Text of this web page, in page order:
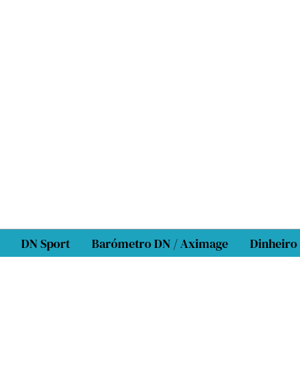
DN Sport Barómetro DN / Aximage Dinheiro